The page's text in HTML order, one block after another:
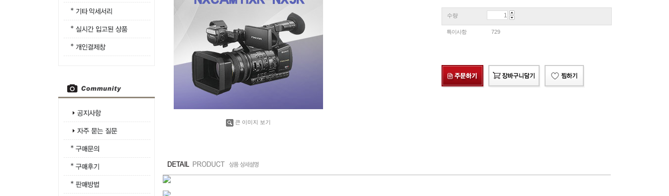
큰 이미지 보기
수량
특이사항 729